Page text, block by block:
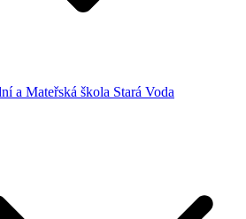
a Mateřská škola Stará Voda